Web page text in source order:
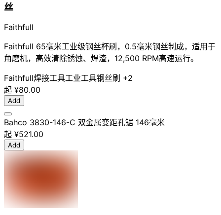
丝
Faithfull
Faithfull 65毫米工业级钢丝杯刷，0.5毫米钢丝制成，适用于
角磨机，高效清除锈蚀、焊渣，12,500 RPM高速运行。
Faithfull焊接工具工业工具钢丝刷 +2
起 ¥80.00
Add
Bahco 3830-146-C 双金属变距孔锯 146毫米
起 ¥521.00
Add